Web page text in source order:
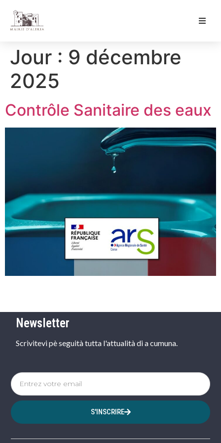
Jour : 9 décembre
2025
Contrôle Sanitaire des eaux
Newsletter
Scrivitevi pè seguità tutta l'attualità di a cumuna.
S'INSCRIRE